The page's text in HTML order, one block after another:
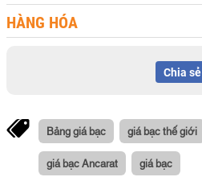
HÀNG HÓA
Chia sẻ
Bảng giá bạc giá bạc thế giới
giá bạc Ancarat giá bạc